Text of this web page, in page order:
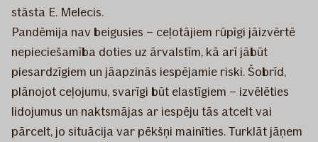
stāsta E. Melecis.
Pandēmija nav beigusies – ceļotājiem rūpīgi jāizvērtē
nepieciešamība doties uz ārvalstīm, kā arī jābūt
piesardzīgiem un jāapzinās iespējamie riski. Šobrīd,
plānojot ceļojumu, svarīgi būt elastīgiem – izvēlēties
lidojumus un naktsmājas ar iespēju tās atcelt vai
pārcelt, jo situācija var pēkšņi mainīties. Turklāt jāņem